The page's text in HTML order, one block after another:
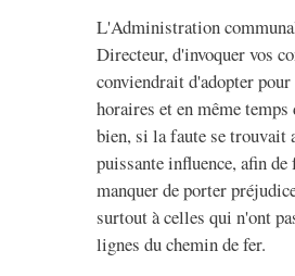
L'Administration
Directeur, d'invoquer vos
conviendrait d'adopter
horaires et en même
bien, si la faute se trouvait
puissante influence, afin
manquer de porter
surtout à celles qui n'ont
lignes du chemin de fer.